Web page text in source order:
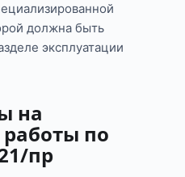
должна быть
эксплуатации
на
по
пр